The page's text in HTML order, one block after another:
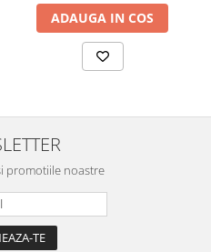
ADAUGA IN COS
promotiile noastre